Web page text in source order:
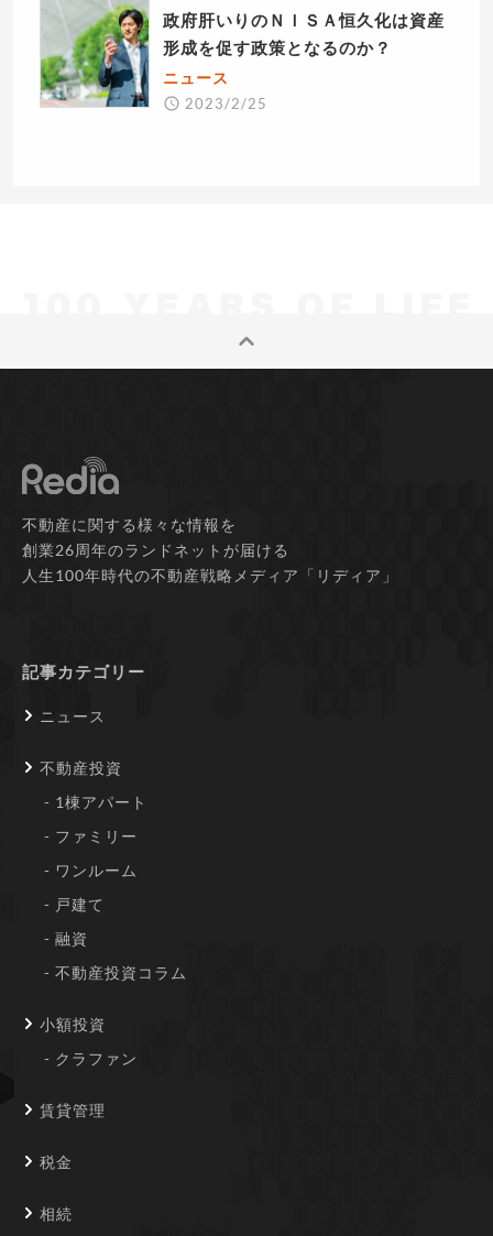
政府肝いりのＮＩＳＡ恒久化は資産
形成を促す政策となるのか？
ニュース
2023/2/25
不動産に関する様々な情報を
創業26周年のランドネットが届ける
人生100年時代の不動産戦略メディア「リディア」
記事カテゴリー
ニュース
不動産投資
1棟アパート
ファミリー
ワンルーム
戸建て
融資
不動産投資コラム
小額投資
クラファン
賃貸管理
税金
相続